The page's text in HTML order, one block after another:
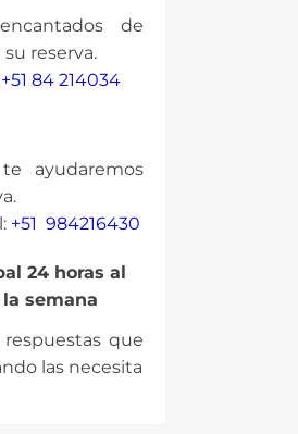
de
reserva.
+51 84 214034
ayudaremos
+51 984216430
24 horas al
semana
que
las necesita